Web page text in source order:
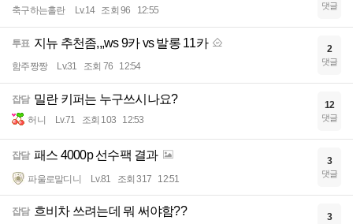
축구하는홀란 Lv.14 조회 96 12:55 댓글
투표 지뉴 추천좀,,,ws 9카 vs 발롱 11카
함주짱짱 Lv.31 조회 76 12:54
2
댓글
잡담 밀란 키퍼는 누구쓰시나요?
허니 Lv.71 조회 103 12:53
12
댓글
잡담 패스 4000p 선수팩 결과
파울로말디니 Lv.81 조회 317 12:51
3
댓글
잡담 흐비차 쓰려는데 뭐 써야함?? 3